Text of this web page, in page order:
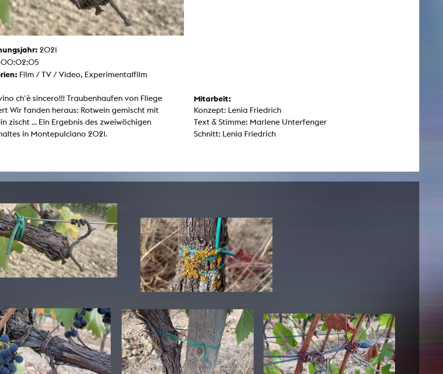
2021
00:02:05
Film / TV / Video, Experimentalfilm
ch′è sincero!!! Traubenhaufen von Fliege
Wir fanden heraus: Rotwein gemischt mit
zischt ... Ein Ergebnis des zweiwöchigen
in Montepulciano 2021.
Mitarbeit:
Konzept: Lenia Friedrich
Text & Stimme: Marlene Unterfenger
Schnitt: Lenia Friedrich
Malerei / Skulptur
Multispecies Storytelling
Netze
Videokunst / Performance
Kunst / Globaler Süden
und Medienwissenschaften
mit erweitertem Materialbegriff
Transversale Ästhetik
Animationsstudio
Aula
Case – Projektraum Fotgrafie
Computer Seminarraum
3-D-Labor
Infrastruktur
Elektroniklabor
Schnittplätze
Tonstudios
Werkstatt
Zentrale Ausleihe
BIBLIOTHEK
Digitale Bibliothek
Bücher
Zeitschriften
Sounds
Semesterapparate
ÜBER UNS
Personen
Organisation
Das KHM Logo
Gleichstellung
Nützliche Hilfen / Kontakte
Förderpreis für FLINTA*
Studium mit Kind
Antidiskriminierung
Karriere
Jobs
Presse
Pressemitteilungen
Presse Downloads